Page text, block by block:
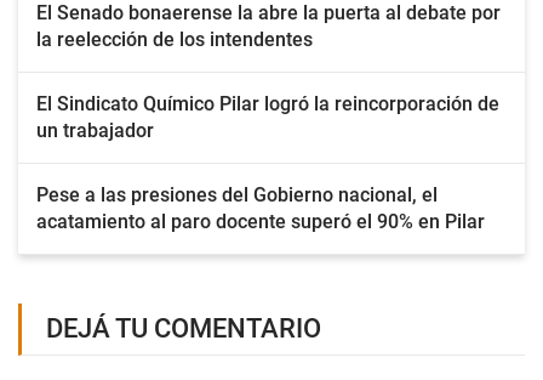
El Senado bonaerense la abre la puerta al debate por
la reelección de los intendentes
El Sindicato Químico Pilar logró la reincorporación de
un trabajador
Pese a las presiones del Gobierno nacional, el
acatamiento al paro docente superó el 90% en Pilar
DEJÁ TU COMENTARIO